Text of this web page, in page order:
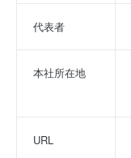
代表者
本社所在地
URL